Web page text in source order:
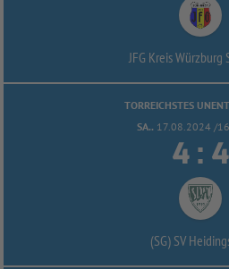
JFG Kreis Würzburg
TORREICHSTES
SA.. 17.08.2024 /
 : 
(SG) SV